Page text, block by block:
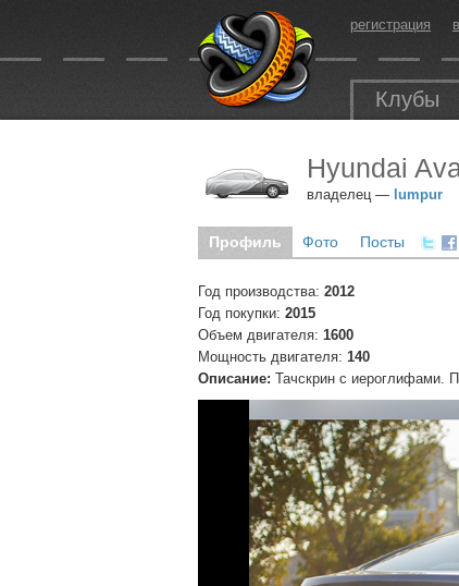
регистрация
Клубы
Hyundai
владелец — lumpur
Профиль Фото Посты
Год производства: 2012
Год покупки: 2015
Объем двигателя: 1600
Мощность двигателя: 140
Описание: Тачскрин с иероглифами.